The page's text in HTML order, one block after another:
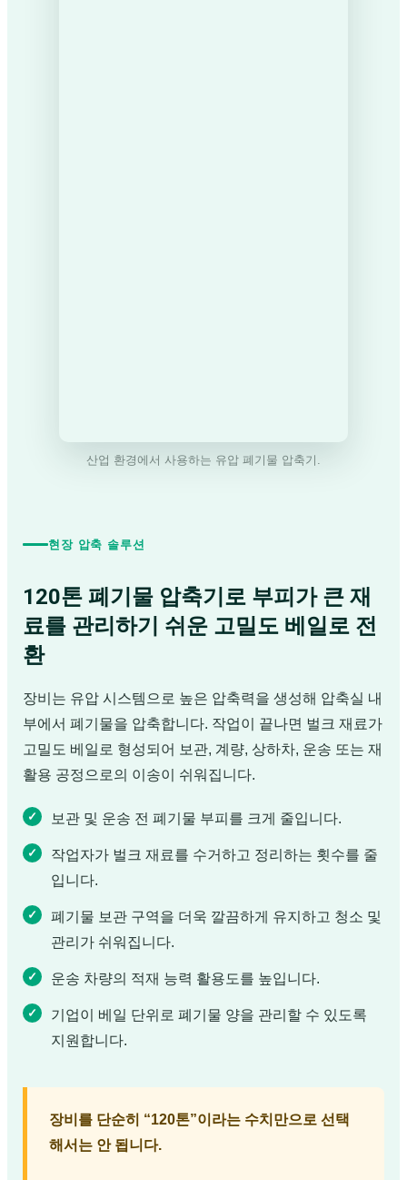
산업 환경에서 사용하는 유압 폐기물 압축기.
현장 압축 솔루션
120톤 폐기물 압축기로 부피가 큰 재
료를 관리하기 쉬운 고밀도 베일로 전
환
장비는 유압 시스템으로 높은 압축력을 생성해 압축실 내
부에서 폐기물을 압축합니다. 작업이 끝나면 벌크 재료가
고밀도 베일로 형성되어 보관, 계량, 상하차, 운송 또는 재
활용 공정으로의 이송이 쉬워집니다.
보관 및 운송 전 폐기물 부피를 크게 줄입니다.
작업자가 벌크 재료를 수거하고 정리하는 횟수를 줄
입니다.
폐기물 보관 구역을 더욱 깔끔하게 유지하고 청소 및
관리가 쉬워집니다.
운송 차량의 적재 능력 활용도를 높입니다.
기업이 베일 단위로 폐기물 양을 관리할 수 있도록
지원합니다.
장비를 단순히 “120톤”이라는 수치만으로 선택
해서는 안 됩니다.